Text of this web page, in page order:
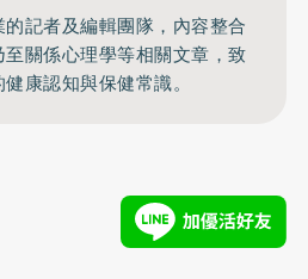
的記者及編輯團隊，內容整合
關係心理學等相關文章，致
康認知與保健常識。